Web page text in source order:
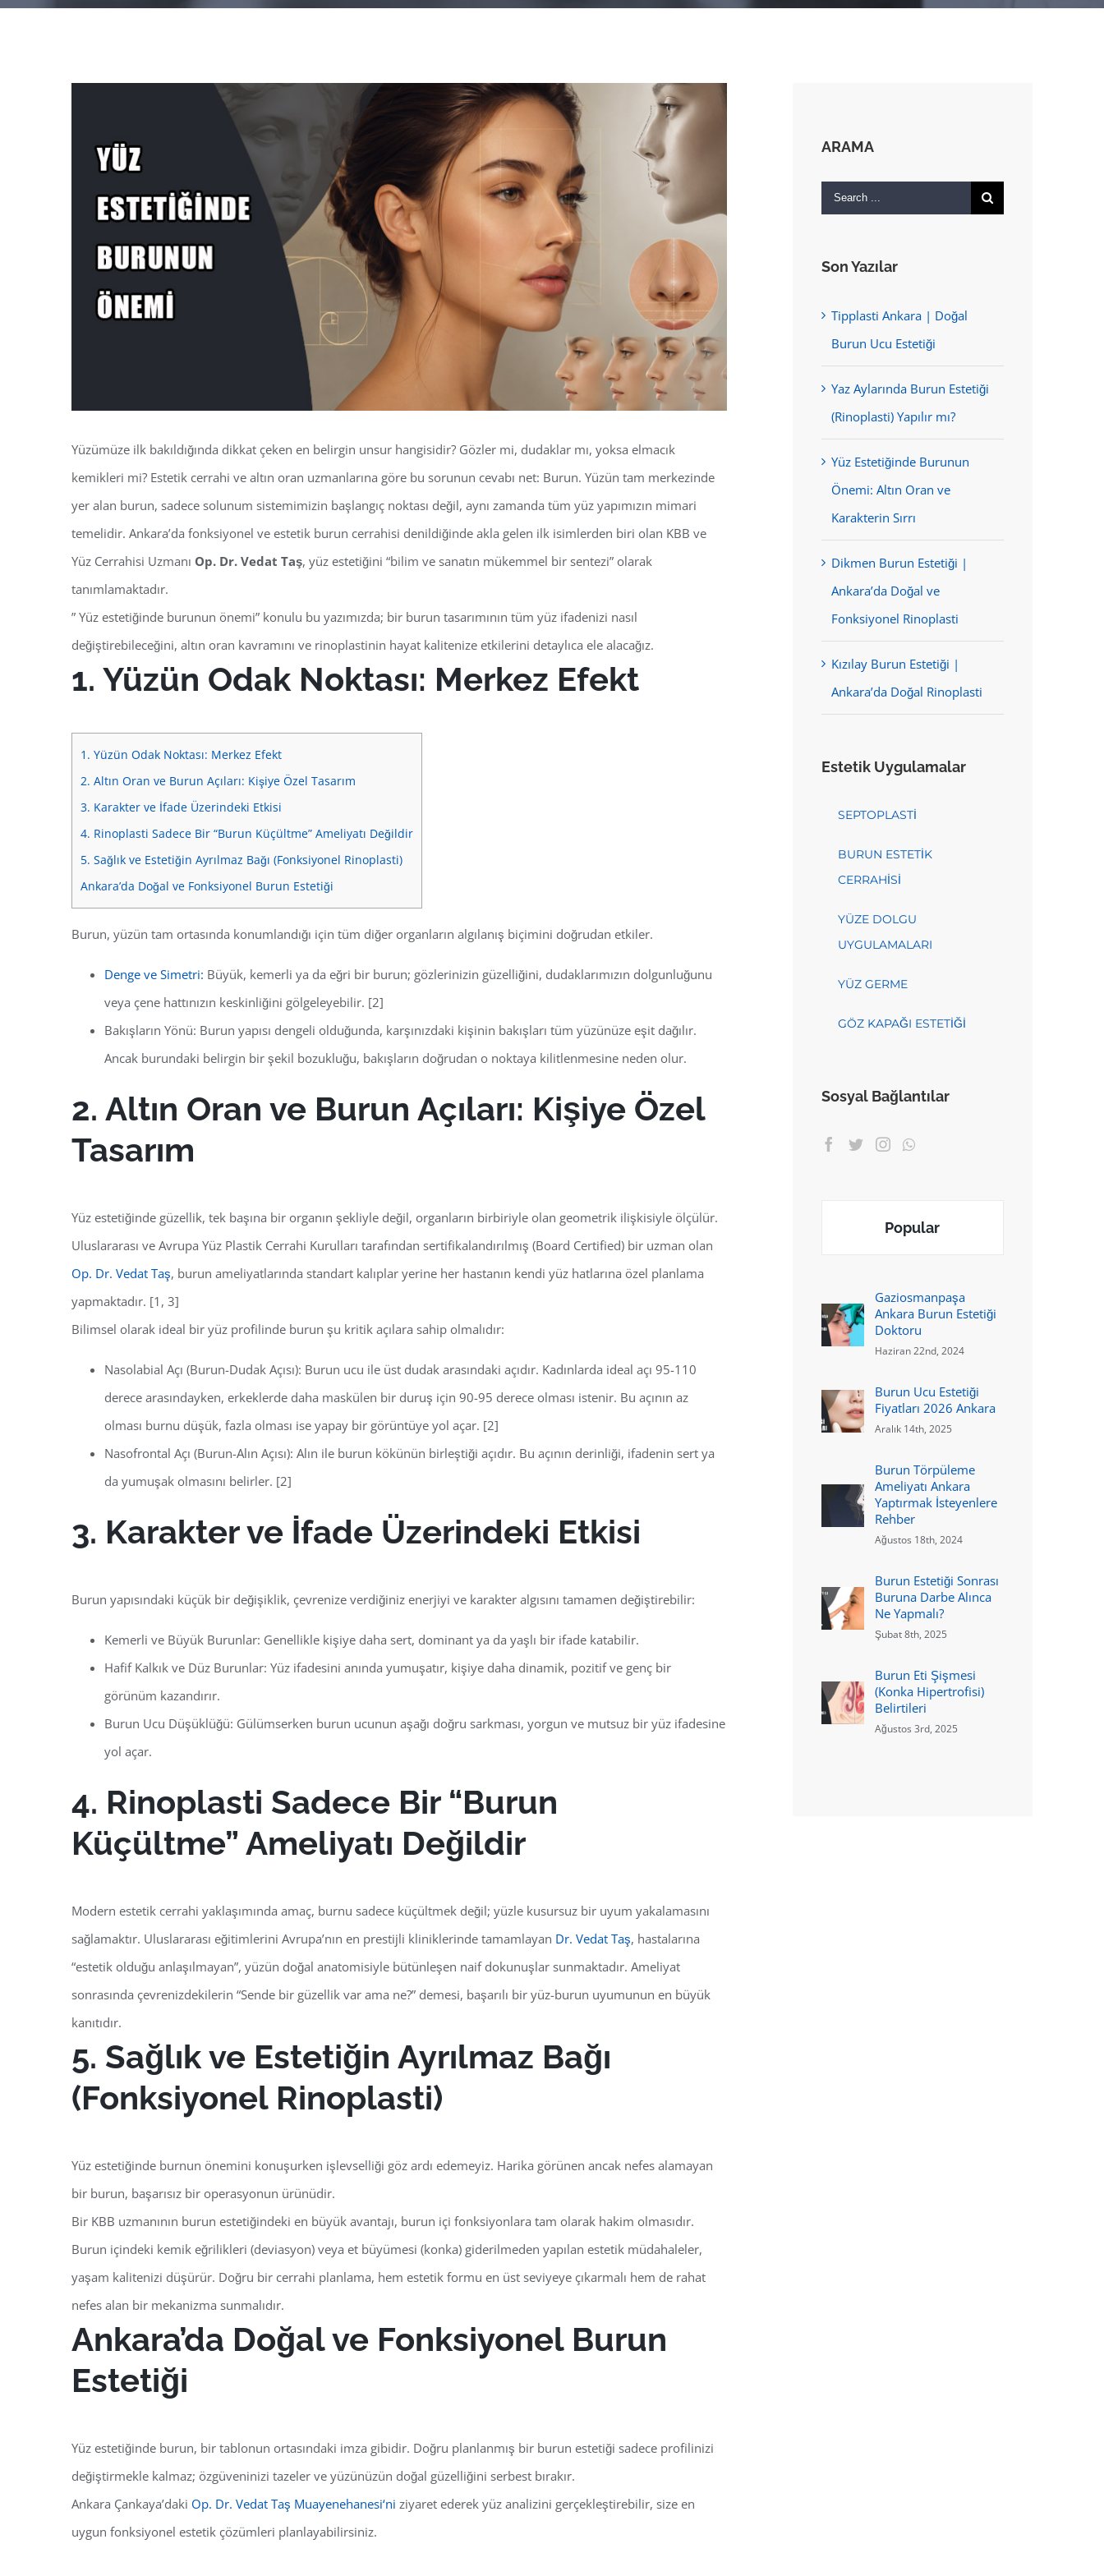
Image
Yüzümüze ilk bakıldığında dikkat çeken en belirgin unsur hangisidir? Gözler mi, dudaklar mı, yoksa elmacık
kemikleri mi? Estetik cerrahi ve altın oran uzmanlarına göre bu sorunun cevabı net: Burun. Yüzün tam merkezinde
yer alan burun, sadece solunum sistemimizin başlangıç noktası değil, aynı zamanda tüm yüz yapımızın mimari
temelidir. Ankara’da fonksiyonel ve estetik burun cerrahisi denildiğinde akla gelen ilk isimlerden biri olan KBB ve
Yüz Cerrahisi Uzmanı Op. Dr. Vedat Taş, yüz estetiğini “bilim ve sanatın mükemmel bir sentezi” olarak
tanımlamaktadır.
” Yüz estetiğinde burunun önemi” konulu bu yazımızda; bir burun tasarımının tüm yüz ifadenizi nasıl
değiştirebileceğini, altın oran kavramını ve rinoplastinin hayat kalitenize etkilerini detaylıca ele alacağız.
1. Yüzün Odak Noktası: Merkez Efekt
1. Yüzün Odak Noktası: Merkez Efekt
2. Altın Oran ve Burun Açıları: Kişiye Özel Tasarım
3. Karakter ve İfade Üzerindeki Etkisi
4. Rinoplasti Sadece Bir “Burun Küçültme” Ameliyatı Değildir
5. Sağlık ve Estetiğin Ayrılmaz Bağı (Fonksiyonel Rinoplasti)
Ankara’da Doğal ve Fonksiyonel Burun Estetiği
Burun, yüzün tam ortasında konumlandığı için tüm diğer organların algılanış biçimini doğrudan etkiler.
Denge ve Simetri: Büyük, kemerli ya da eğri bir burun; gözlerinizin güzelliğini, dudaklarımızın dolgunluğunu
veya çene hattınızın keskinliğini gölgeleyebilir. [2]
Bakışların Yönü: Burun yapısı dengeli olduğunda, karşınızdaki kişinin bakışları tüm yüzünüze eşit dağılır.
Ancak burundaki belirgin bir şekil bozukluğu, bakışların doğrudan o noktaya kilitlenmesine neden olur.
2. Altın Oran ve Burun Açıları: Kişiye Özel
Tasarım
Yüz estetiğinde güzellik, tek başına bir organın şekliyle değil, organların birbiriyle olan geometrik ilişkisiyle ölçülür.
Uluslararası ve Avrupa Yüz Plastik Cerrahi Kurulları tarafından sertifikalandırılmış (Board Certified) bir uzman olan
Op. Dr. Vedat Taş, burun ameliyatlarında standart kalıplar yerine her hastanın kendi yüz hatlarına özel planlama
yapmaktadır. [1, 3]
Bilimsel olarak ideal bir yüz profilinde burun şu kritik açılara sahip olmalıdır:
Nasolabial Açı (Burun-Dudak Açısı): Burun ucu ile üst dudak arasındaki açıdır. Kadınlarda ideal açı 95-110
derece arasındayken, erkeklerde daha maskülen bir duruş için 90-95 derece olması istenir. Bu açının az
olması burnu düşük, fazla olması ise yapay bir görüntüye yol açar. [2]
Nasofrontal Açı (Burun-Alın Açısı): Alın ile burun kökünün birleştiği açıdır. Bu açının derinliği, ifadenin sert ya
da yumuşak olmasını belirler. [2]
3. Karakter ve İfade Üzerindeki Etkisi
Burun yapısındaki küçük bir değişiklik, çevrenize verdiğiniz enerjiyi ve karakter algısını tamamen değiştirebilir:
Kemerli ve Büyük Burunlar: Genellikle kişiye daha sert, dominant ya da yaşlı bir ifade katabilir.
Hafif Kalkık ve Düz Burunlar: Yüz ifadesini anında yumuşatır, kişiye daha dinamik, pozitif ve genç bir
görünüm kazandırır.
Burun Ucu Düşüklüğü: Gülümserken burun ucunun aşağı doğru sarkması, yorgun ve mutsuz bir yüz ifadesine
yol açar.
4. Rinoplasti Sadece Bir “Burun
Küçültme” Ameliyatı Değildir
Modern estetik cerrahi yaklaşımında amaç, burnu sadece küçültmek değil; yüzle kusursuz bir uyum yakalamasını
sağlamaktır. Uluslararası eğitimlerini Avrupa’nın en prestijli kliniklerinde tamamlayan Dr. Vedat Taş, hastalarına
“estetik olduğu anlaşılmayan”, yüzün doğal anatomisiyle bütünleşen naif dokunuşlar sunmaktadır. Ameliyat
sonrasında çevrenizdekilerin “Sende bir güzellik var ama ne?” demesi, başarılı bir yüz-burun uyumunun en büyük
kanıtıdır.
5. Sağlık ve Estetiğin Ayrılmaz Bağı
(Fonksiyonel Rinoplasti)
Yüz estetiğinde burnun önemini konuşurken işlevselliği göz ardı edemeyiz. Harika görünen ancak nefes alamayan
bir burun, başarısız bir operasyonun ürünüdir.
Bir KBB uzmanının burun estetiğindeki en büyük avantajı, burun içi fonksiyonlara tam olarak hakim olmasıdır.
Burun içindeki kemik eğrilikleri (deviasyon) veya et büyümesi (konka) giderilmeden yapılan estetik müdahaleler,
yaşam kalitenizi düşürür. Doğru bir cerrahi planlama, hem estetik formu en üst seviyeye çıkarmalı hem de rahat
nefes alan bir mekanizma sunmalıdır.
Ankara’da Doğal ve Fonksiyonel Burun
Estetiği
Yüz estetiğinde burun, bir tablonun ortasındaki imza gibidir. Doğru planlanmış bir burun estetiği sadece profilinizi
değiştirmekle kalmaz; özgüveninizi tazeler ve yüzünüzün doğal güzelliğini serbest bırakır.
Ankara Çankaya’daki Op. Dr. Vedat Taş Muayenehanesi‘ni ziyaret ederek yüz analizini gerçekleştirebilir, size en
uygun fonksiyonel estetik çözümleri planlayabilirsiniz.
ARAMA
Search
Son Yazılar
Tipplasti Ankara | Doğal
Burun Ucu Estetiği
Yaz Aylarında Burun Estetiği
(Rinoplasti) Yapılır mı?
Yüz Estetiğinde Burunun
Önemi: Altın Oran ve
Karakterin Sırrı
Dikmen Burun Estetiği |
Ankara’da Doğal ve
Fonksiyonel Rinoplasti
Kızılay Burun Estetiği |
Ankara’da Doğal Rinoplasti
Estetik Uygulamalar
SEPTOPLASTİ
BURUN ESTETİK
CERRAHİSİ
YÜZE DOLGU
UYGULAMALARI
YÜZ GERME
GÖZ KAPAĞI ESTETİĞİ
Sosyal Bağlantılar
Popular
Gaziosmanpaşa
Ankara Burun Estetiği
Doktoru
Haziran 22nd, 2024
Burun Ucu Estetiği
Fiyatları 2026 Ankara
Aralık 14th, 2025
Burun Törpüleme
Ameliyatı Ankara
Yaptırmak İsteyenlere
Rehber
Ağustos 18th, 2024
Burun Estetiği Sonrası
Buruna Darbe Alınca
Ne Yapmalı?
Şubat 8th, 2025
Burun Eti Şişmesi
(Konka Hipertrofisi)
Belirtileri
Ağustos 3rd, 2025